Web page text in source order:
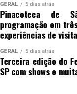
GERAL 5 dias atrás
Pinacoteca de
programação em
experiências de visita
GERAL 5 dias atrás
Terceira edição do
SP com shows e